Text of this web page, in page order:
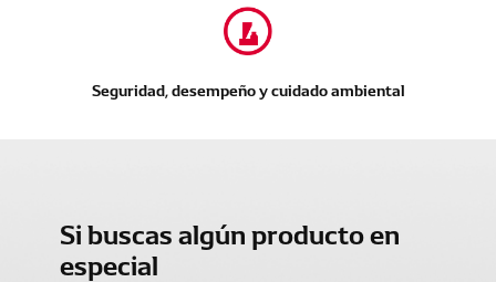
Seguridad, desempeño y cuidado ambiental
Si buscas algún producto en
especial